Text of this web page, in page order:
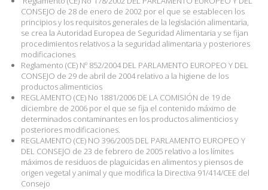
CONSEJO de 28 de enero de 2002 por el que se establecen los
principios y los requisitos generales de la legislación alimentaria,
se crea la Autoridad Europea de Seguridad Alimentaria y se fijan
procedimientos relativos a la seguridad alimentaria y posteriores
modificaciones
Reglamento (CE) Nº 852/2004 DEL PARLAMENTO EUROPEO Y DEL
CONSEJO de 29 de abril de 2004 relativo a la higiene de los
productos alimenticios
REGLAMENTO (CE) No 1881/2006 DE LA COMISIÓN de 19 de
diciembre de 2006 por el que se fija el contenido máximo de
determinados contaminantes en los productos alimenticios y
posteriores modificaciones.
REGLAMENTO (CE) NO 396/2005 DEL PARLAMENTO EUROPEO Y
DEL CONSEJO de 23 de febrero de 2005 relativo a los límites
máximos de residuos de plaguicidas en alimentos y piensos de
origen vegetal y animal y que modifica la Directiva 91/414/CEE del
Consejo